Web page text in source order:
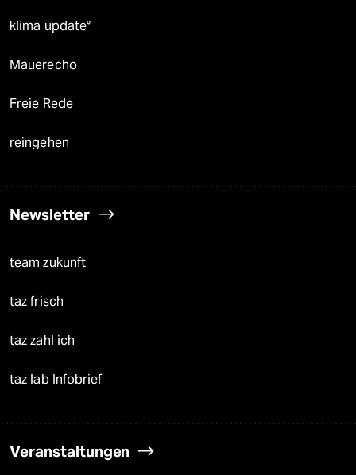
klima update°
Mauerecho
Freie Rede
reingehen
Newsletter
team zukunft
taz frisch
taz zahl ich
taz lab Infobrief
Veranstaltungen